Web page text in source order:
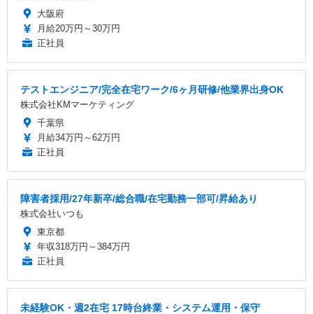
大阪府
月給20万円～30万円
正社員
テストエンジニア/完全在宅ワーク/6ヶ月研修/他業界出身OK
株式会社KMマーケティング
千葉県
月給34万円～62万円
正社員
障害者採用/27年新卒/総合職/在宅勤務一部可/昇給あり
株式会社いつも
東京都
年収318万円～384万円
正社員
未経験OK・週2在宅 17時台終業・システム運用・保守